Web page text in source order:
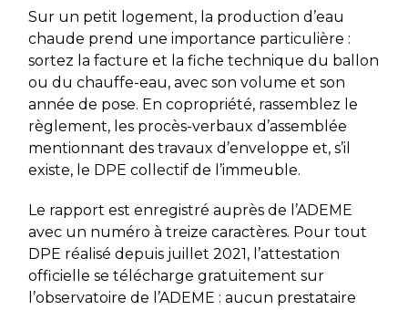
Sur un petit logement, la production d’eau
chaude prend une importance particulière :
sortez la facture et la fiche technique du ballon
ou du chauffe-eau, avec son volume et son
année de pose. En copropriété, rassemblez le
règlement, les procès-verbaux d’assemblée
mentionnant des travaux d’enveloppe et, s’il
existe, le DPE collectif de l’immeuble.
Le rapport est enregistré auprès de l’ADEME
avec un numéro à treize caractères. Pour tout
DPE réalisé depuis juillet 2021, l’attestation
officielle se télécharge gratuitement sur
l’observatoire de l’ADEME : aucun prestataire